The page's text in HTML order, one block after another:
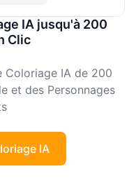
IA jusqu'à 200
Clic
Coloriage IA de 200
et des Personnages
IA